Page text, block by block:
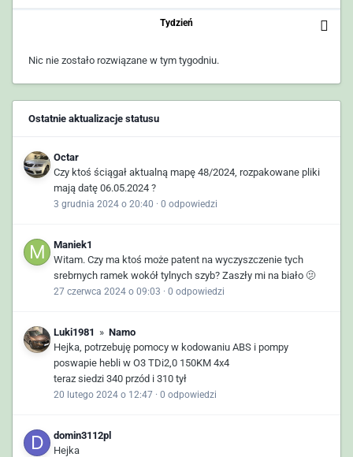
Tydzień
Nic nie zostało rozwiązane w tym tygodniu.
Ostatnie aktualizacje statusu
Octar
Czy ktoś ściągał aktualną mapę 48/2024, rozpakowane pliki
mają datę 06.05.2024 ?
3 grudnia 2024 o 20:40 · 0 odpowiedzi
Maniek1
Witam. Czy ma ktoś może patent na wyczyszczenie tych
srebrnych ramek wokół tylnych szyb? Zaszły mi na biało 🫤
27 czerwca 2024 o 09:03 · 0 odpowiedzi
Luki1981 » Namo
Hejka, potrzebuję pomocy w kodowaniu ABS i pompy
poswapie hebli w O3 TDi2,0 150KM 4x4
teraz siedzi 340 przód i 310 tył
20 lutego 2024 o 12:47 · 0 odpowiedzi
domin3112pl
Hejka